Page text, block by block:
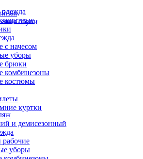
обуви
одежда
с начесом
уборы
брюки
комбинезоны
костюмы
куртки
и демисезонный
уборы